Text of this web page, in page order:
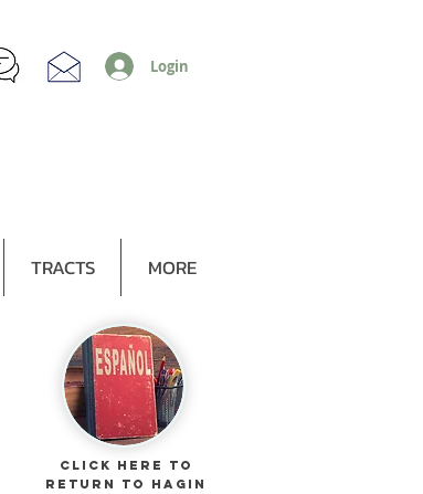
Login
TRACTS MORE
CLICK HERE TO
RETURN TO Hagin